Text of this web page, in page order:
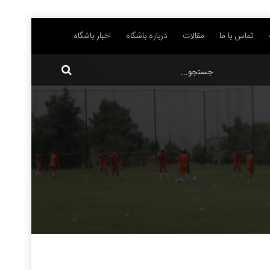
تماس با ما مقالات درباره باشگاه اخبار باشگاه